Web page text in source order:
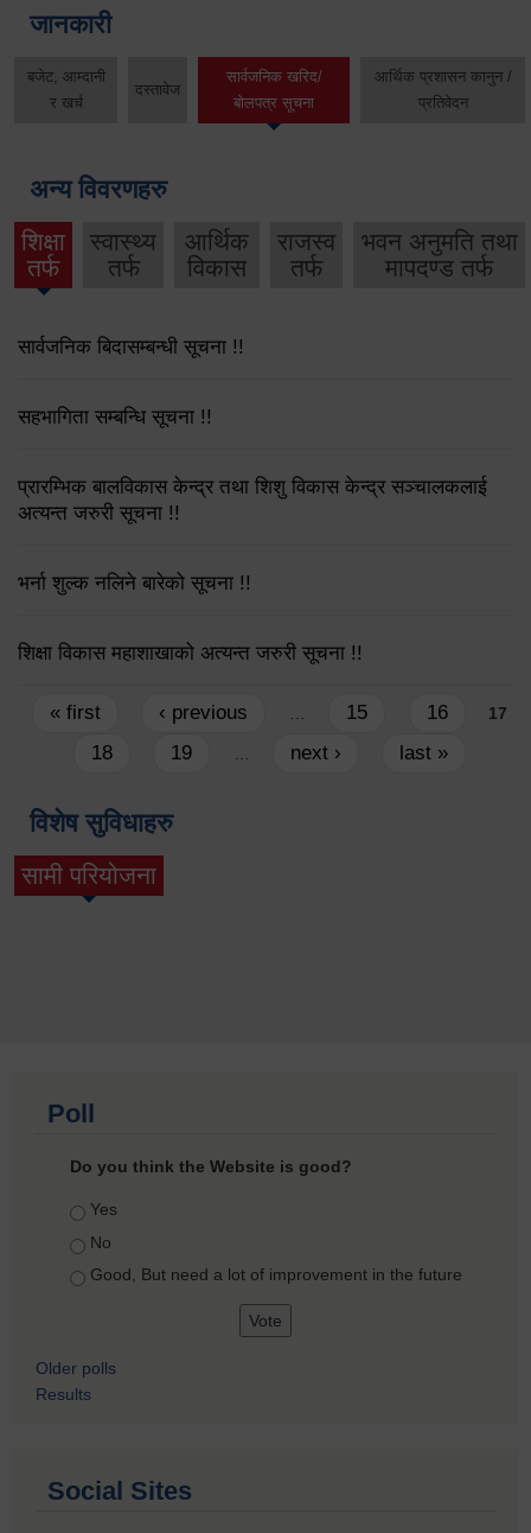
जानकारी
बजेट, आम्दानी
र खर्च
दस्तावेज
सार्वजनिक खरिद/
बोलपत्र सूचना
आर्थिक प्रशासन कानुन /
प्रतिवेदन
अन्य विवरणहरु
शिक्षा
तर्फ
स्वास्थ्य
तर्फ
आर्थिक
विकास
राजस्व
तर्फ
भवन अनुमति तथा
मापदण्ड तर्फ
सार्वजनिक बिदासम्बन्धी सूचना !!
सहभागिता सम्बन्धि सूचना !!
प्रारम्भिक बालविकास केन्द्र तथा शिशु विकास केन्द्र सञ्चालकलाई
अत्यन्त जरुरी सूचना !!
भर्ना शुल्क नलिने बारेको सूचना !!
शिक्षा विकास महाशाखाको अत्यन्त जरुरी सूचना !!
Pages
« first ‹ previous … 15 16 17
18 19 … next › last »
विशेष सुविधाहरु
सामी परियोजना
(active tab)
Poll
Do you think the Website is good?
Choices
Yes
No
Good, But need a lot of improvement in the future
Older polls
Results
Social Sites